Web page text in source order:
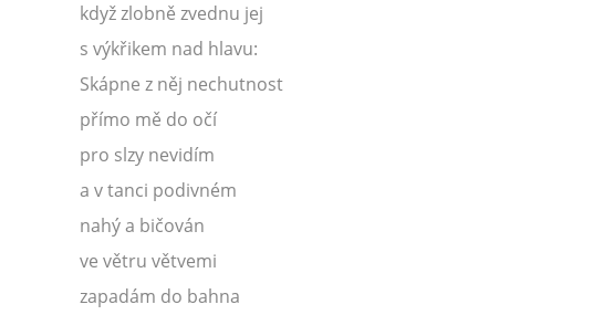
když zlobně zvednu jej
s výkřikem nad hlavu:
Skápne z něj nechutnost
přímo mě do očí
pro slzy nevidím
a v tanci podivném
nahý a bičován
ve větru větvemi
zapadám do bahna